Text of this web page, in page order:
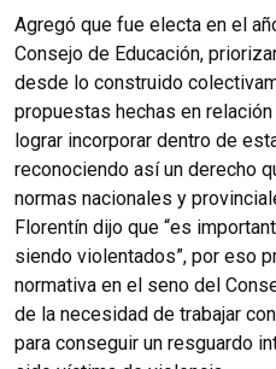
Agregó que fue electa en el
Consejo de Educación,
desde lo construido
propuestas hechas en
lograr incorporar dentro de
reconociendo así un derecho
normas nacionales y
Florentín dijo que “es
siendo violentados”, por eso
normativa en el seno del
de la necesidad de trabajar
para conseguir un resguardo